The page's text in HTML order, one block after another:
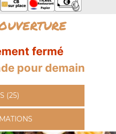
fermé
pour demain
(25)